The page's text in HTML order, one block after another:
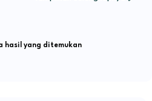
hasil yang ditemukan